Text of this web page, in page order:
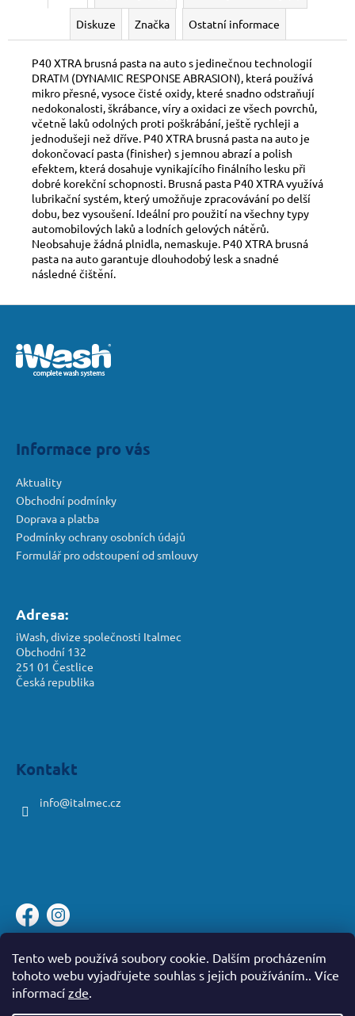
Tento web používá soubory cookie. Dalším procházením
tohoto webu vyjadřujete souhlas s jejich používáním.. Více
informací zde.
Diskuze Značka Ostatní informace
P40 XTRA brusná pasta na auto s jedinečnou technologií
DRATM (DYNAMIC RESPONSE ABRASION), která používá
mikro přesné, vysoce čisté oxidy, které snadno odstraňují
nedokonalosti, škrábance, víry a oxidaci ze všech povrchů,
včetně laků odolných proti poškrábání, ještě rychleji a
jednodušeji než dříve. P40 XTRA brusná pasta na auto je
dokončovací pasta (finisher) s jemnou abrazí a polish
efektem, která dosahuje vynikajícího finálního lesku při
dobré korekční schopnosti. Brusná pasta P40 XTRA využívá
lubrikační systém, který umožňuje zpracovávání po delší
dobu, bez vysoušení. Ideální pro použití na všechny typy
automobilových laků a lodních gelových nátěrů.
Neobsahuje žádná plnidla, nemaskuje. P40 XTRA brusná
pasta na auto garantuje dlouhodobý lesk a snadné
následné čištění.
Informace pro vás
Aktuality
Obchodní podmínky
Doprava a platba
Podmínky ochrany osobních údajů
Formulář pro odstoupení od smlouvy
Adresa:
iWash, divize společnosti Italmec
Obchodní 132
251 01 Čestlice
Česká republika
Kontakt
info@italmec.cz